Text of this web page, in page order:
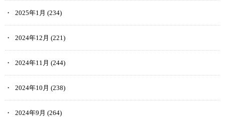
2025年1月 (234)
2024年12月 (221)
2024年11月 (244)
2024年10月 (238)
2024年9月 (264)